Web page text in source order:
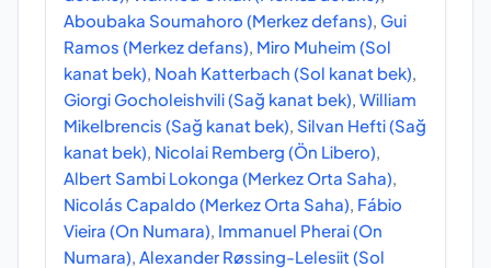
Aboubaka Soumahoro (Merkez defans) Gui
Ramos (Merkez defans) Miro Muheim (Sol
kanat bek) Noah Katterbach (Sol kanat bek)
Giorgi Gocholeishvili (Sağ kanat bek) William
Mikelbrencis (Sağ kanat bek) Silvan Hefti (Sağ
kanat bek) Nicolai Remberg (Ön Libero)
Albert Sambi Lokonga (Merkez Orta Saha)
Nicolás Capaldo (Merkez Orta Saha) Fábio
Vieira (On Numara) Immanuel Pherai (On
Numara) Alexander Røssing-Lelesiit (Sol